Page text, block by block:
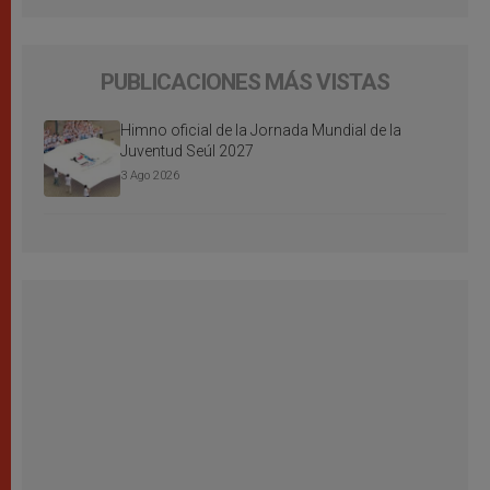
PUBLICACIONES MÁS VISTAS
Himno oficial de la Jornada Mundial de la
Juventud Seúl 2027
3 Ago 2026